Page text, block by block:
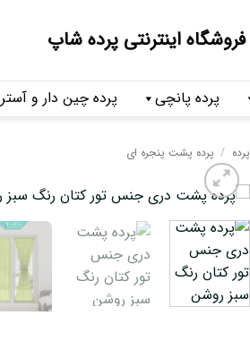
فروشگاه اینترنتی پرده شاپ
پرده پانچی پرده چین دار و آستر
پرده / پرده پشت پنجره ای